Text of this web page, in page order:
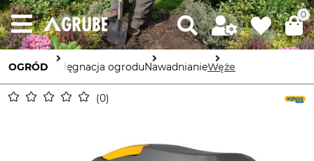
0
OGRÓD Pielęgnacja ogroduNawadnianieWęże
0